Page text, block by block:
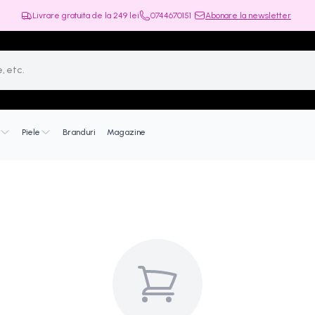
Livrare gratuita de la 249 lei 0744670151 Abonare la newsletter
Piele Branduri Magazine